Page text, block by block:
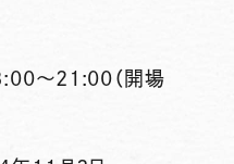
～21:00（開場